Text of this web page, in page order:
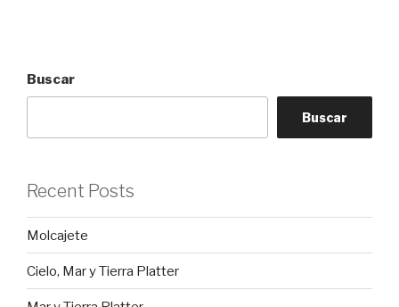
Buscar
Buscar
Recent Posts
Molcajete
Cielo, Mar y Tierra Platter